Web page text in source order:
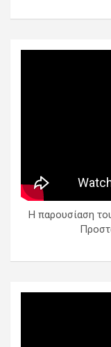
Η παρουσίαση